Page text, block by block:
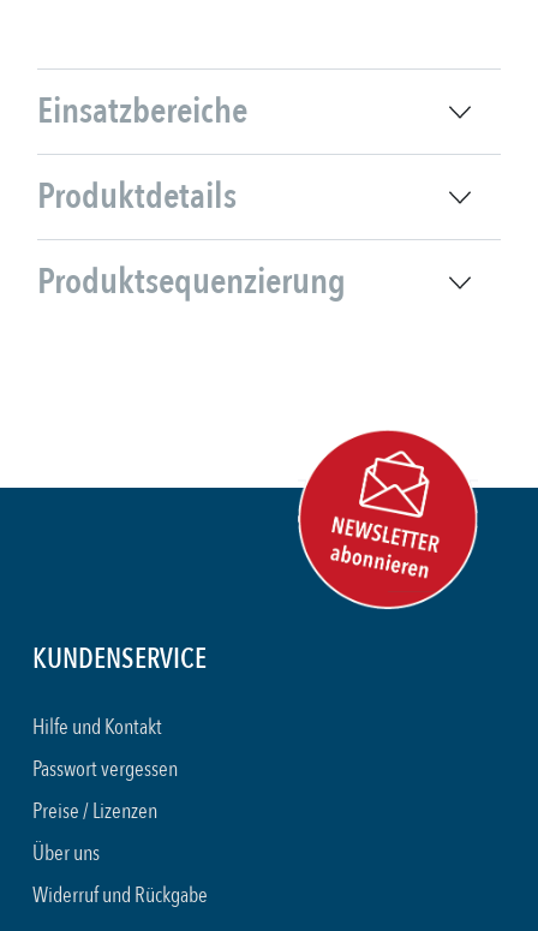
Einsatzbereiche
Produktdetails
Produktsequenzierung
KUNDENSERVICE
Hilfe und Kontakt
Passwort vergessen
Preise / Lizenzen
Über uns
Widerruf und Rückgabe